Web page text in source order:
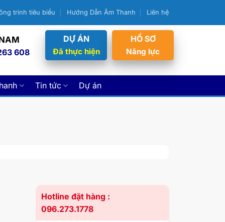
trình tiêu biểu Hướng Dẫn Âm Thanh Liên hệ
608
DỰ ÁN
Đã thực hiện
HỒ SƠ
Năng lực
Tin tức Dự án
Hotline đặt hàng :
096.273.1778